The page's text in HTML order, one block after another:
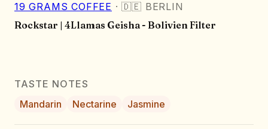
19 GRAMS COFFEE ·🇩🇪 BERLIN
Rockstar | 4Llamas Geisha - Bolivien Filter
TASTE NOTES
Mandarin
Nectarine Jasmine